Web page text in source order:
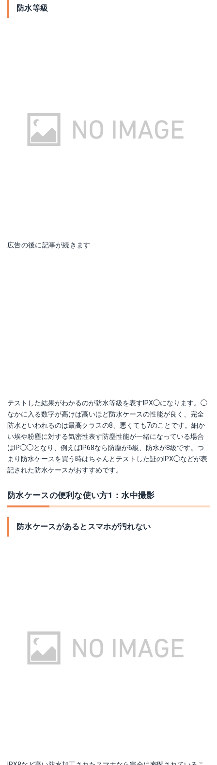
防水等級
広告の後に記事が続きます
テストした結果がわかるのが防水等級を表すIPX◯になります。◯
なかに入る数字が高けば高いほど防水ケースの性能が良く、完全
防水といわれるのは最高クラスの8、悪くても7のことです。細か
い埃や粉塵に対する気密性表す防塵性能が一緒になっている場合
はIP◯◯となり、例えばIP68なら防塵が6級、防水が8級です。つ
まり防水ケースを買う時はちゃんとテストした証のIPX◯などが表
記された防水ケースがおすすめです。
防水ケースの便利な使い方1：水中撮影
防水ケースがあるとスマホが汚れない